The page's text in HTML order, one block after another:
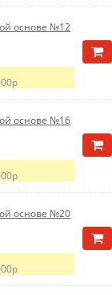
основе №12
основе №16
основе №20